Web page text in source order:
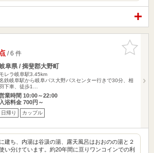
お気に入
りに追加
/ 6 件
阜県 / 揖斐郡大野町
レラ岐阜駅3.45km
鉄岐阜駅から岐阜バス大野バスセンター行きで30分、相
下車、徒歩1…
業時間 10:00～22:00
入浴料金 700円～
日帰り カップル
建ち、内湯は谷汲の湯、露天風呂はおおのの湯と２
い分けています。約20年間に亘りワンコインでの利